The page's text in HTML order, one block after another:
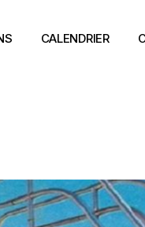
CALENDRIER